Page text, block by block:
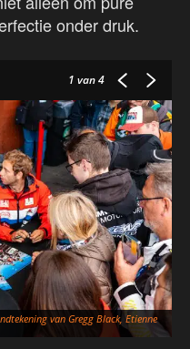
onder druk.
1 van 4
van Gregg Black, Etienne